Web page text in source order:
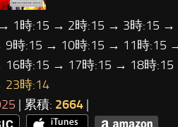
1時:15 → 2時:15 → 3時:15
9時:15 → 10時:15 → 11時:15
16時:15 → 17時:15 → 18時
23時:14
| 累積: 2664 |